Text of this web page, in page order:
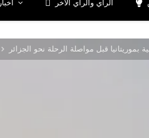
أخبار الرأي والرأي الأخر
قبل مواصلة الرحلة نحو الجزائر